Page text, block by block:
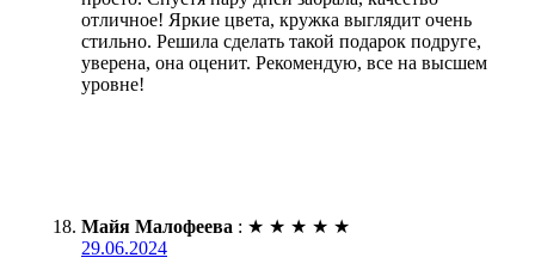
отличное! Яркие цвета, кружка выглядит очень
стильно. Решила сделать такой подарок подруге,
уверена, она оценит. Рекомендую, все на высшем
уровне!
Майя Малофеева : ★ ★ ★ ★ ★
29.06.2024